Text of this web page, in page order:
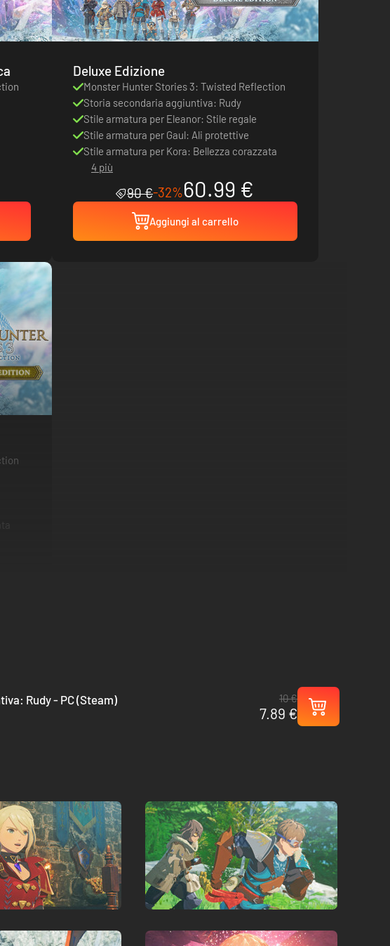
Deluxe Edizione
Monster Hunter Stories 3: Twisted Reflection
Storia secondaria aggiuntiva: Rudy
Stile armatura per Eleanor: Stile regale
Stile armatura per Gaul: Ali protettive
Stile armatura per Kora: Bellezza corazzata
4 più
90 €-32%60.99 €
Aggiungi al carrello
Rudy - PC (Steam) 10 €
7.89 €